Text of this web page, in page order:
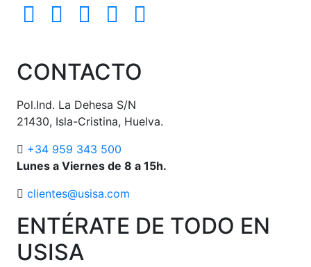
CONTACTO
Pol.Ind. La Dehesa S/N
21430, Isla-Cristina, Huelva.
+34 959 343 500
Lunes a Viernes de 8 a 15h.
clientes@usisa.com
ENTÉRATE DE TODO EN
USISA